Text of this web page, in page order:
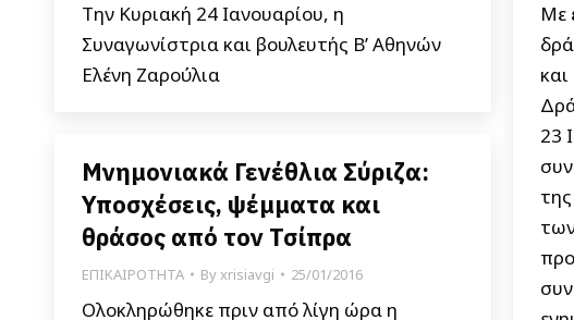
Την Κυριακή 24 Ιανουαρίου, η
Συναγωνίστρια και βουλευτής Β’ Αθηνών
Ελένη Ζαρούλια
Με
23
Μνημονιακά Γενέθλια Σύριζα:
Υποσχέσεις, ψέμματα και
θράσος από τον Τσίπρα
ΕΠΙΚΑΙΡΟΤΗΤΑ Byxrisiavgi 25/01/2016
Ολοκληρώθηκε πριν από λίγη ώρα η